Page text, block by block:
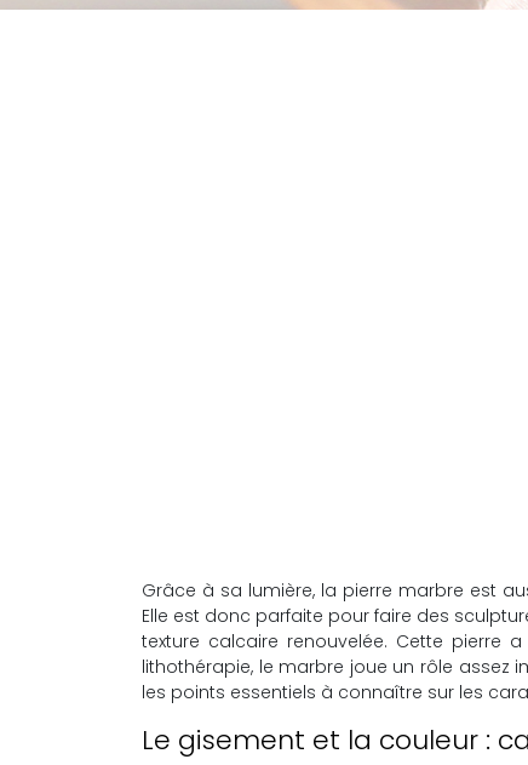
Grâce à sa lumière, la pierre marbre est
Elle est donc parfaite pour faire des
texture calcaire renouvelée. Cette pierre
lithothérapie, le marbre joue un rôle assez
les points essentiels à connaître sur les
Le gisement et la couleur :